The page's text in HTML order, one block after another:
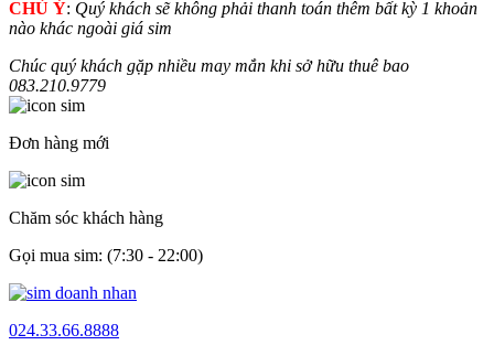
CHÚ Ý: Quý khách sẽ không phải thanh toán thêm bất kỳ 1 khoản
nào khác ngoài giá sim
Chúc quý khách gặp nhiều may mắn khi sở hữu thuê bao
083.210.9779
Đơn hàng mới
Chăm sóc khách hàng
Gọi mua sim: (7:30 - 22:00)
024.33.66.8888